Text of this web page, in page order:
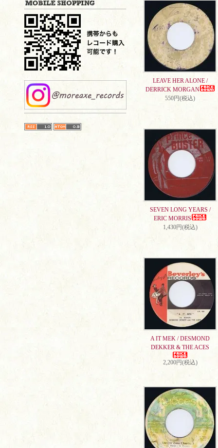
LEAVE HER ALONE /
DERRICK MORGAN
550円(税込)
SEVEN LONG YEARS /
ERIC MORRIS
1,430円(税込)
A IT MEK / DESMOND
DEKKER & THE ACES
2,200円(税込)